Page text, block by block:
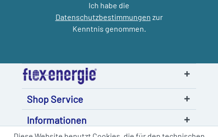
Ich habe die
Datenschutzbestimmungen zur
Kenntnis genommen.
Shop Service
Informationen